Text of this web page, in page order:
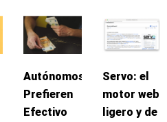
Autónomos
Prefieren
Efectivo
Servo: el
motor web
ligero y de